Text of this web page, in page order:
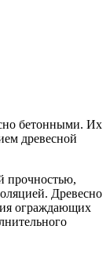
бетонными. Их
древесной
прочностью,
Древесно
ограждающих